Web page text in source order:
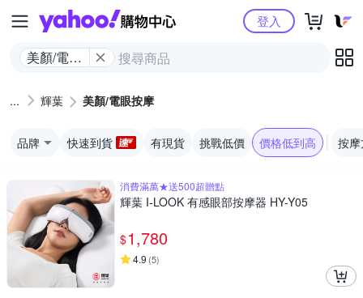
Yahoo購物中心
美顏/電眼
登入
輝葉 美顏/電眼按摩
品牌 快速到貨 有現貨 挑戰低價 價格低到高 按
消費滿萬★送500超贈點
輝葉 I-LOOK 有感眼部按摩器 HY-Y05
$1,780
4.9 (5)